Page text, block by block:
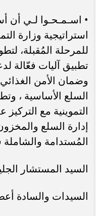
• اسـمـحـوا لـي
استراتيجية وزارة
للمرحلة المُقبلة،
تطبيق آليات فعّالة
وضمان الأمن
السلع الأساسية ،
التموينية مع
إدارة السلع
المُستدامة
السيد المستشار
السيدات والسادة